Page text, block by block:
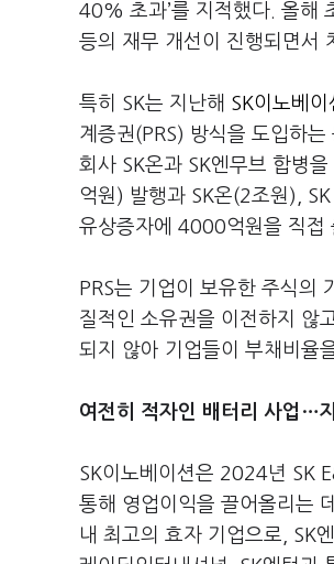
40% 초과’를 지적했다. 올해
등의 재무 개선이 진행되면서
특히 SK는 지난해 SK이노베
계증권(PRS) 방식을 도입하
회사 SK온과 SK엔무브 합병
억원) 발행과 SK온(2조원),
유상증자에 4000억원을 직접
PRS는 기업이 보유한 주식의
질적인 소유권을 이전하지 않
되지 않아 기업들이 부채비율
여전히 적자인 배터리 사업…
SK이노베이션은 2024년 SK
통해 영업이익을 끌어올리는
내 최고의 효자 기업으로, SK